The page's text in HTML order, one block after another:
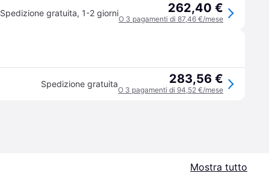
Spedizione gratuita, 1-2 giorni 262,40 €
O 3 pagamenti di 87,46 €/mese
Spedizione gratuita 283,56 €
O 3 pagamenti di 94,52 €/mese
Mostra tutto